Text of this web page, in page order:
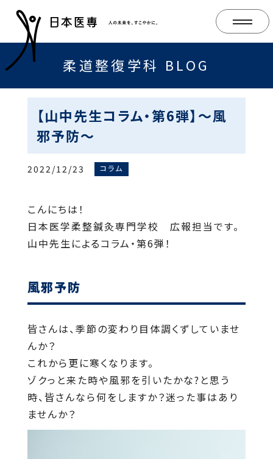
柔道整復学科 BLOG
【山中先生コラム・第6弾】～風
邪予防～
2022/12/23 コラム
こんにちは！
日本医学柔整鍼灸専門学校 広報担当です。
山中先生によるコラム・第6弾！
風邪予防
皆さんは、季節の変わり目体調くずしていませ
んか？
これから更に寒くなります。
ゾクっと来た時や風邪を引いたかな?と思う
時、皆さんなら何をしますか？迷った事はあり
ませんか？